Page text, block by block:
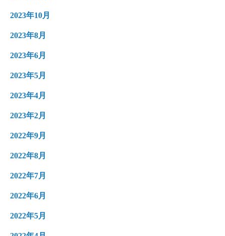
2023年10月
2023年8月
2023年6月
2023年5月
2023年4月
2023年2月
2022年9月
2022年8月
2022年7月
2022年6月
2022年5月